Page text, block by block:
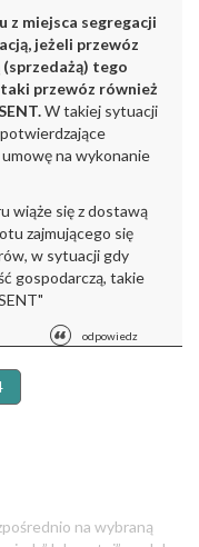
z miejsca segregacji
jeżeli przewóz
tego
przewóz również
W takiej sytuacji
umowę na wykonanie
wiąże się z dostawą
zajmującego się
w sytuacji gdy
gospodarczą, takie
odpowiedz
na wybraną